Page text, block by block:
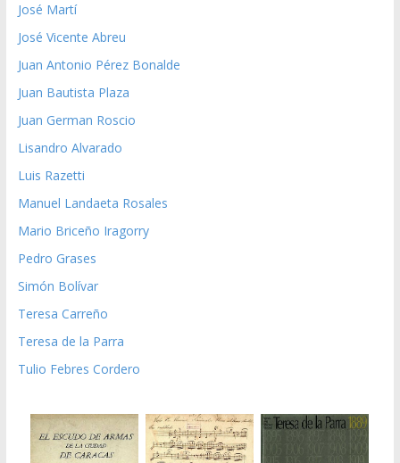
José Martí
José Vicente Abreu
Juan Antonio Pérez Bonalde
Juan Bautista Plaza
Juan German Roscio
Lisandro Alvarado
Luis Razetti
Manuel Landaeta Rosales
Mario Briceño Iragorry
Pedro Grases
Simón Bolívar
Teresa Carreño
Teresa de la Parra
Tulio Febres Cordero